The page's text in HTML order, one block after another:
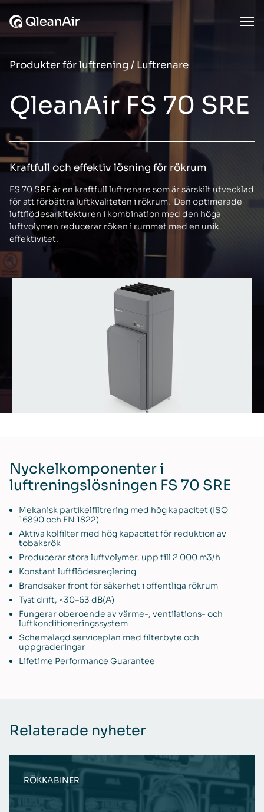
Hoppa till innehåll
Produkter för luftrening / Luftrenare
QleanAir FS 70 SRE
Kraftfull och effektiv lösning för rökrum
FS 70 SRE är en kraftfull luftrenare som är särskilt utvecklad
för att förbättra luftkvaliteten i rökrum. Den optimerade
luftflödesarkitekturen i kombination med den höga
luftvolymen reducerar röken i rummet med en unik
effektivitet.
Nyckelkomponenter i
luftreningslösningen FS 70 SRE
Mekanisk partikelfiltrering med hög kapacitet (ISO
16890 och EN 1822)
Aktiva kolfilter med hög kapacitet för reduktion av
tobaksrök
Producerar stora luftvolymer, upp till 2 000 m3/h
Konstant luftflödesreglering
Brandsäker front för säkerhet i offentliga rökrum
Tyst drift, <30–63 dB(A)
Fungerar oberoende av värme-, ventilations- och
luftkonditioneringssystem
Schemalagd serviceplan med filterbyte och
uppgraderingar
Lifetime Performance Guarantee
Relaterade nyheter
RÖKKABINER